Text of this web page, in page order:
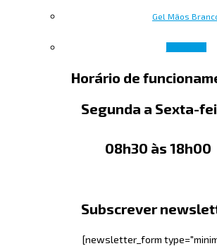
Gel Mãos
Horário de
Segunda a Sexta-
08h30 às 18h00
Subscrever
[newsletter_form